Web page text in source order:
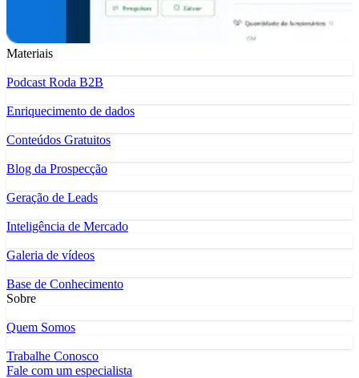
Materiais
Podcast Roda B2B
Enriquecimento de dados
Conteúdos Gratuitos
Blog da Prospecção
Geração de Leads
Inteligência de Mercado
Galeria de vídeos
Base de Conhecimento
Sobre
Quem Somos
Trabalhe Conosco
Fale com um especialista